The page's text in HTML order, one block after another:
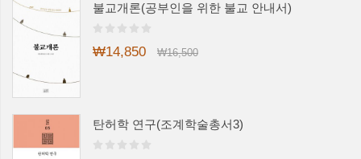
불교개론(공부인을 위한 불교 안내서)
₩14,850 ₩16,500
탄허학 연구(조계학술총서3)